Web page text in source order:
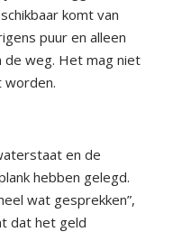
komt van
puur en alleen
de weg. Het mag niet
worden.
en de
hebben gelegd.
wat gesprekken”,
dat het geld